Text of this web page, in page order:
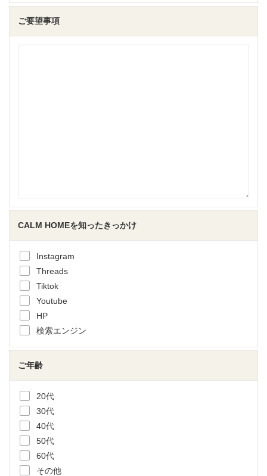
ご要望事項
CALM HOMEを知ったきっかけ
Instagram
Threads
Tiktok
Youtube
HP
検索エンジン
ご年齢
20代
30代
40代
50代
60代
その他